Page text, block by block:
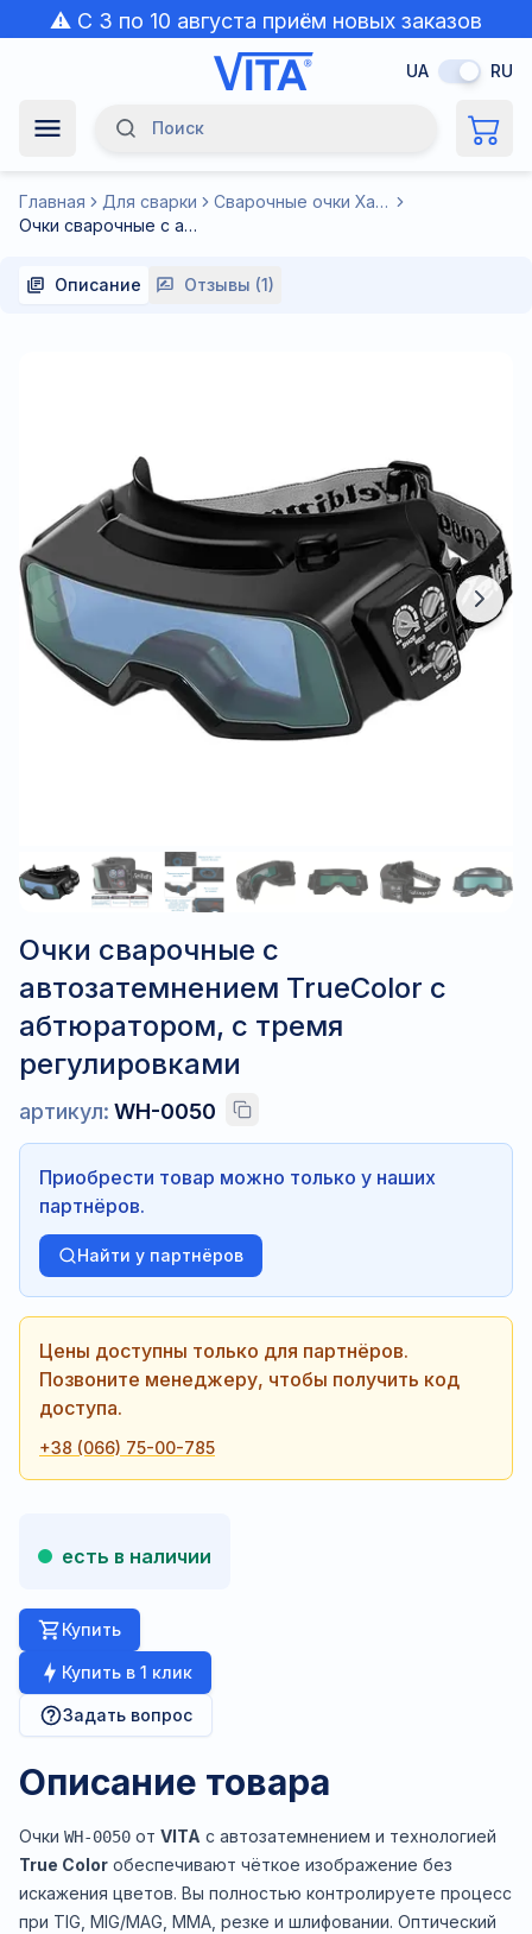
⚠️ С 3 по 10 августа приём новых заказов
приостановлен из-за жары.
UA RU
Поиск
Главная Для сварки
Сварочные очки Хамелеон
Очки сварочные с автозатемнением TrueColor с абтюратором, с тремя регулировками
Описание Отзывы (1)
Очки сварочные с
автозатемнением TrueColor с
абтюратором, с тремя
регулировками
артикул: WH-0050
Приобрести товар можно только у наших
партнёров.
Найти у партнёров
Цены доступны только для партнёров.
Позвоните менеджеру, чтобы получить код
доступа.
+38 (066) 75-00-785
есть в наличии
Купить
Купить в 1 клик
Задать вопрос
Описание товара
Очки WH-0050 от VITA с автозатемнением и технологией
True Color обеспечивают чёткое изображение без
искажения цветов. Вы полностью контролируете процесс
при TIG, MIG/MAG, MMA, резке и шлифовании. Оптический